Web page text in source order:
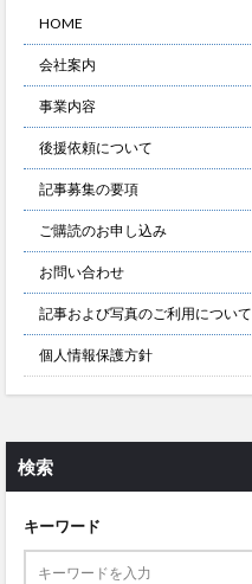
HOME
会社案内
事業内容
後援依頼について
記事募集の要項
ご購読のお申し込み
お問い合わせ
記事および写真のご利用について
個人情報保護方針
検索
キーワード